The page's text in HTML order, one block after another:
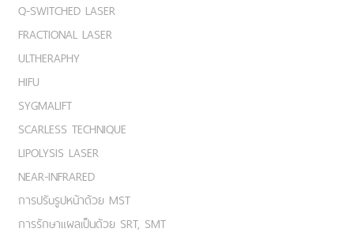
Q-SWITCHED LASER
FRACTIONAL LASER
ULTHERAPHY
HIFU
SYGMALIFT
SCARLESS TECHNIQUE
LIPOLYSIS LASER
NEAR-INFRARED
การปรับรูปหน้าด้วย MST
การรักษาแผลเป็นด้วย SRT, SMT